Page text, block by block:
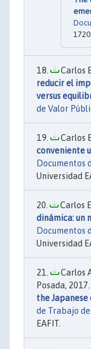
Carlos
reducir el
versus
de Valor
Carlos
conveniente
Documentos
Universidad
Carlos
dinámica: un
Documentos
Universidad
Carlos
Posada,
the Japanese
de Trabajo
EAFIT.